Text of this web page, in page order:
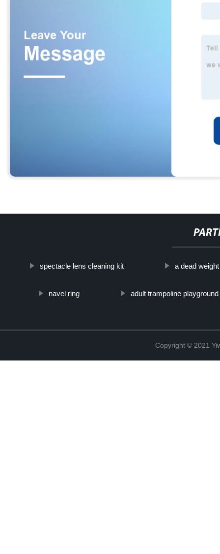
spectacle lens cleaning kit a dead
navel ring adult trampoline playground
Copyright © 2021